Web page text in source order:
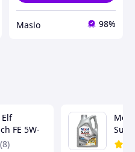
Maslo 98%
FE 5W-
(8)